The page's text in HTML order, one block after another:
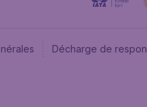
Décharge de